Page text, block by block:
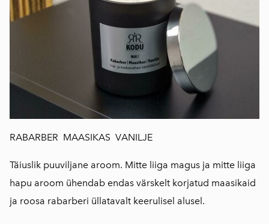
RABARBER MAASIKAS VANILJE
Täiuslik puuviljane aroom. Mitte liiga magus ja mitte liiga
hapu aroom ühendab endas värskelt korjatud maasikaid
ja roosa rabarberi üllatavalt keerulisel alusel.